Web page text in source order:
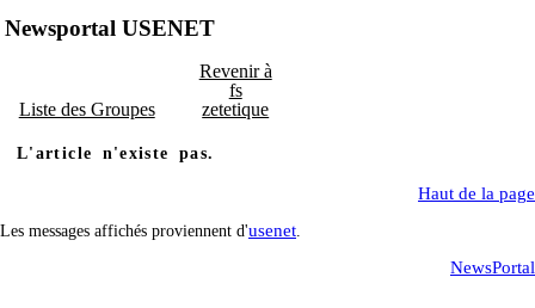
Newsportal USENET
Liste des Groupes
Revenir à
fs
zetetique
L'article n'existe pas.
Haut de la page
Les messages affichés proviennent d'usenet
NewsPortal